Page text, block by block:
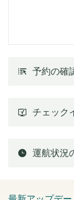
予約の確
チェック
運航状況